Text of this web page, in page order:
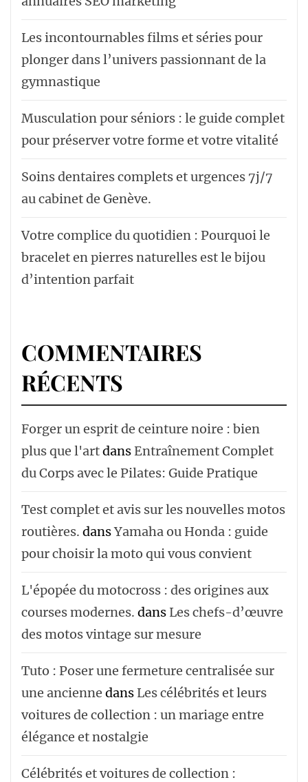
Les incontournables films et séries pour
plonger dans l’univers passionnant de la
gymnastique
Musculation pour séniors : le guide complet
pour préserver votre forme et votre vitalité
Soins dentaires complets et urgences 7j/7
au cabinet de Genève.
Votre complice du quotidien : Pourquoi le
bracelet en pierres naturelles est le bijou
d’intention parfait
COMMENTAIRES
RÉCENTS
Forger un esprit de ceinture noire : bien
plus que l'artdansEntraînement Complet
du Corps avec le Pilates: Guide Pratique
Test complet et avis sur les nouvelles motos
routières. dansYamaha ou Honda : guide
pour choisir la moto qui vous convient
L'épopée du motocross : des origines aux
courses modernes. dans Les chefs-d’œuvre
des motos vintage sur mesure
Tuto : Poser une fermeture centralisée sur
une ancienne dans Les célébrités et leurs
voitures de collection : un mariage entre
élégance et nostalgie
Célébrités et voitures de collection :